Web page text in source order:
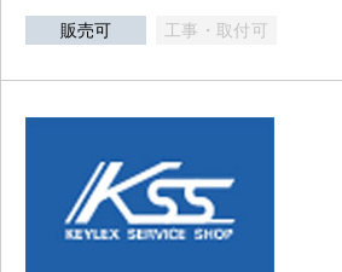
販売可 工事・取付可